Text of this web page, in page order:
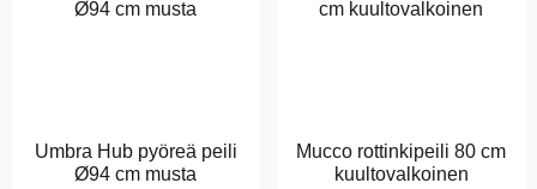
Umbra Hub pyöreä peili
Ø94 cm musta
Mucco rottinkipeili 80 cm
kuultovalkoinen